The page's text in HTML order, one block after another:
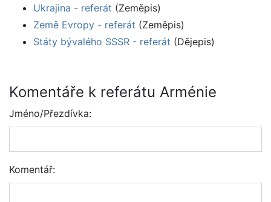
Ukrajina - referát (Zeměpis)
Země Evropy - referát (Zeměpis)
Státy bývalého SSSR - referát (Dějepis)
Komentáře k referátu Arménie
Jméno/Přezdívka:
Komentář: